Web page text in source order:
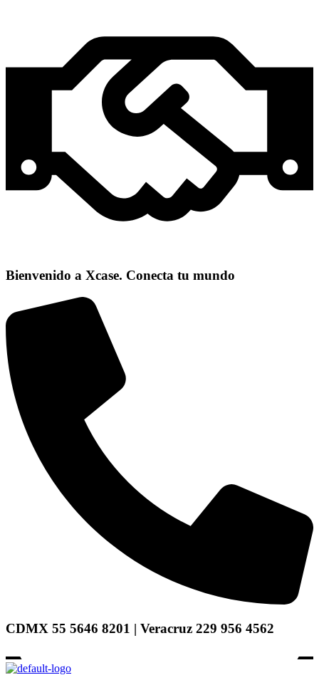
Bienvenido a Xcase. Conecta tu mundo
CDMX 55 5646 8201 | Veracruz 229 956 4562